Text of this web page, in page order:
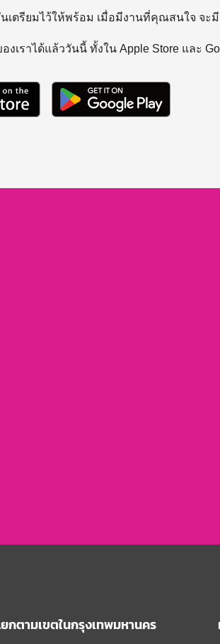
เตรียมไว้ให้พร้อม เมื่อมีงานที่คุณสนใจ จะ
งเราได้แล้ววันนี้ ทั้งใน Apple Store และ
กตามเขตในกรุงเทพมหานคร